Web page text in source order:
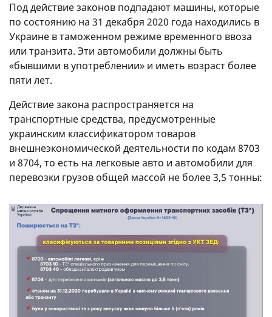
Под действие законов подпадают машины, которые
по состоянию на 31 декабря 2020 года находились в
Украине в таможенном режиме временного ввоза
или транзита. Эти автомобили должны быть
«бывшими в употреблении» и иметь возраст более
пяти лет.
Действие закона распространяется на
транспортные средства, предусмотренные
украинским классификатором товаров
внешнеэкономической деятельности по кодам 8703
и 8704, то есть на легковые авто и автомобили для
перевозки грузов общей массой не более 3,5 тонны: